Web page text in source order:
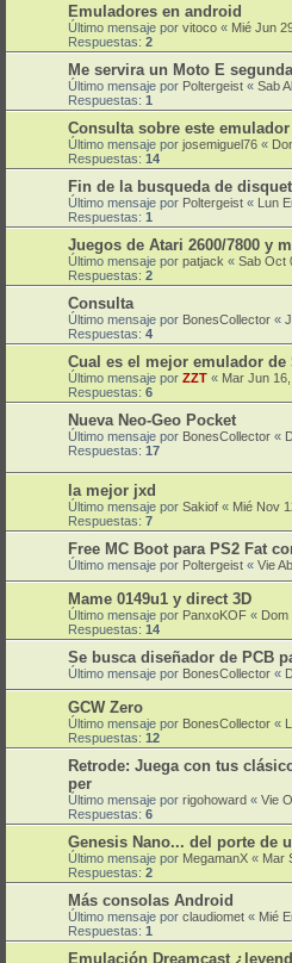
Emuladores en android
Último mensaje por vitoco « Mié Jun
Respuestas: 2
Me servira un Moto E
Último mensaje por Poltergeist « Sab
Respuestas: 1
Consulta sobre este
Último mensaje por josemiguel76 «
Respuestas: 14
Fin de la busqueda de
Último mensaje por Poltergeist « Lun
Respuestas: 1
Juegos de Atari 2600/7800 y
Último mensaje por patjack « Sab Oct
Respuestas: 2
Consulta
Último mensaje por BonesCollector «
Respuestas: 4
Cual es el mejor emulador de
Último mensaje por ZZT « Mar Jun
Respuestas: 6
Nueva Neo-Geo Pocket
Último mensaje por BonesCollector «
Respuestas: 17
la mejor jxd
Último mensaje por Sakiof « Mié Nov
Respuestas: 7
Free MC Boot para PS2 Fat
Último mensaje por Poltergeist « Vie
Mame 0149u1 y direct 3D
Último mensaje por PanxoKOF « Dom
Respuestas: 14
Se busca diseñador de PCB
Último mensaje por BonesCollector «
GCW Zero
Último mensaje por BonesCollector «
Respuestas: 12
Retrode: Juega con tus
per
Último mensaje por rigohoward « Vie
Respuestas: 6
Genesis Nano... del porte de
Último mensaje por MegamanX « Mar
Respuestas: 2
Más consolas Android
Último mensaje por claudiomet « Mié
Respuestas: 1
Emulación Dreamcast